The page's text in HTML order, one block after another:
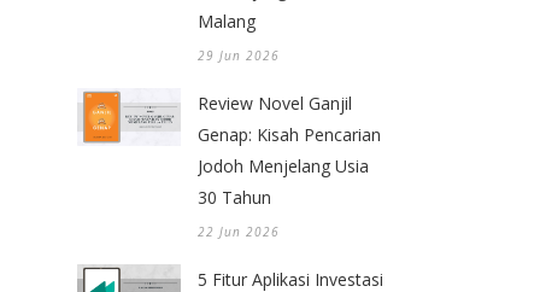
Malang
29 Jun 2026
Review Novel Ganjil
Genap: Kisah Pencarian
Jodoh Menjelang Usia
30 Tahun
22 Jun 2026
5 Fitur Aplikasi Investasi